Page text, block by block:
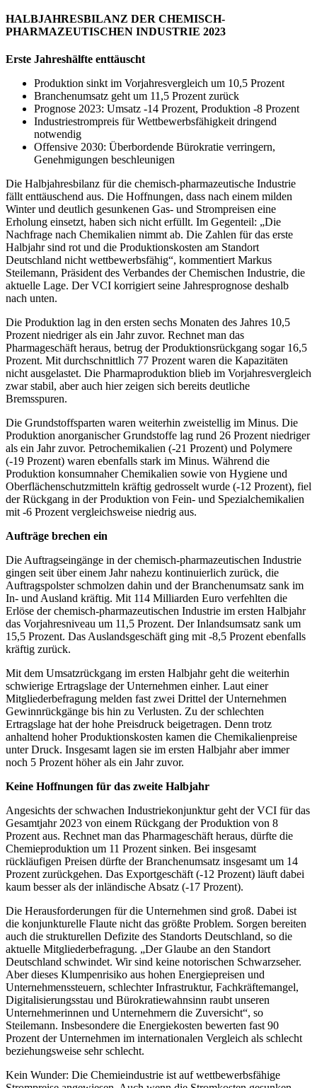
HALBJAHRESBILANZ DER CHEMISCH-
PHARMAZEUTISCHEN INDUSTRIE 2023
Erste Jahreshälfte enttäuscht
Produktion sinkt im Vorjahresvergleich um 10,5 Prozent
Branchenumsatz geht um 11,5 Prozent zurück
Prognose 2023: Umsatz -14 Prozent, Produktion -8 Prozent
Industriestrompreis für Wettbewerbsfähigkeit dringend
notwendig
Offensive 2030: Überbordende Bürokratie verringern,
Genehmigungen beschleunigen
Die Halbjahresbilanz für die chemisch-pharmazeutische Industrie
fällt enttäuschend aus. Die Hoffnungen, dass nach einem milden
Winter und deutlich gesunkenen Gas- und Strompreisen eine
Erholung einsetzt, haben sich nicht erfüllt. Im Gegenteil: „Die
Nachfrage nach Chemikalien nimmt ab. Die Zahlen für das erste
Halbjahr sind rot und die Produktionskosten am Standort
Deutschland nicht wettbewerbsfähig“, kommentiert Markus
Steilemann, Präsident des Verbandes der Chemischen Industrie, die
aktuelle Lage. Der VCI korrigiert seine Jahresprognose deshalb
nach unten.
Die Produktion lag in den ersten sechs Monaten des Jahres 10,5
Prozent niedriger als ein Jahr zuvor. Rechnet man das
Pharmageschäft heraus, betrug der Produktionsrückgang sogar 16,5
Prozent. Mit durchschnittlich 77 Prozent waren die Kapazitäten
nicht ausgelastet. Die Pharmaproduktion blieb im Vorjahresvergleich
zwar stabil, aber auch hier zeigen sich bereits deutliche
Bremsspuren.
Die Grundstoffsparten waren weiterhin zweistellig im Minus. Die
Produktion anorganischer Grundstoffe lag rund 26 Prozent niedriger
als ein Jahr zuvor. Petrochemikalien (-21 Prozent) und Polymere
(-19 Prozent) waren ebenfalls stark im Minus. Während die
Produktion konsumnaher Chemikalien sowie von Hygiene und
Oberflächenschutzmitteln kräftig gedrosselt wurde (-12 Prozent), fiel
der Rückgang in der Produktion von Fein- und Spezialchemikalien
mit -6 Prozent vergleichsweise niedrig aus.
Aufträge brechen ein
Die Auftragseingänge in der chemisch-pharmazeutischen Industrie
gingen seit über einem Jahr nahezu kontinuierlich zurück, die
Auftragspolster schmolzen dahin und der Branchenumsatz sank im
In- und Ausland kräftig. Mit 114 Milliarden Euro verfehlten die
Erlöse der chemisch-pharmazeutischen Industrie im ersten Halbjahr
das Vorjahresniveau um 11,5 Prozent. Der Inlandsumsatz sank um
15,5 Prozent. Das Auslandsgeschäft ging mit -8,5 Prozent ebenfalls
kräftig zurück.
Mit dem Umsatzrückgang im ersten Halbjahr geht die weiterhin
schwierige Ertragslage der Unternehmen einher. Laut einer
Mitgliederbefragung melden fast zwei Drittel der Unternehmen
Gewinnrückgänge bis hin zu Verlusten. Zu der schlechten
Ertragslage hat der hohe Preisdruck beigetragen. Denn trotz
anhaltend hoher Produktionskosten kamen die Chemikalienpreise
unter Druck. Insgesamt lagen sie im ersten Halbjahr aber immer
noch 5 Prozent höher als ein Jahr zuvor.
Keine Hoffnungen für das zweite Halbjahr
Angesichts der schwachen Industriekonjunktur geht der VCI für das
Gesamtjahr 2023 von einem Rückgang der Produktion von 8
Prozent aus. Rechnet man das Pharmageschäft heraus, dürfte die
Chemieproduktion um 11 Prozent sinken. Bei insgesamt
rückläufigen Preisen dürfte der Branchenumsatz insgesamt um 14
Prozent zurückgehen. Das Exportgeschäft (-12 Prozent) läuft dabei
kaum besser als der inländische Absatz (-17 Prozent).
Die Herausforderungen für die Unternehmen sind groß. Dabei ist
die konjunkturelle Flaute nicht das größte Problem. Sorgen bereiten
auch die strukturellen Defizite des Standorts Deutschland, so die
aktuelle Mitgliederbefragung. „Der Glaube an den Standort
Deutschland schwindet. Wir sind keine notorischen Schwarzseher.
Aber dieses Klumpenrisiko aus hohen Energiepreisen und
Unternehmenssteuern, schlechter Infrastruktur, Fachkräftemangel,
Digitalisierungsstau und Bürokratiewahnsinn raubt unseren
Unternehmerinnen und Unternehmern die Zuversicht“, so
Steilemann. Insbesondere die Energiekosten bewerten fast 90
Prozent der Unternehmen im internationalen Vergleich als schlecht
beziehungsweise sehr schlecht.
Kein Wunder: Die Chemieindustrie ist auf wettbewerbsfähige